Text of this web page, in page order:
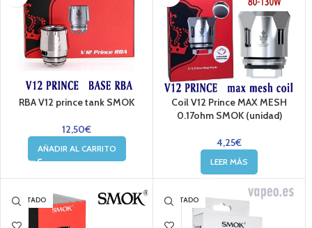
RBA V12 prince tank SMOK
12,50€
AÑADIR AL CARRITO
Coil V12 Prince MAX MESH
0.17ohm SMOK (unidad)
4,25€
LEER MÁS
AGOTADO AGOTADO